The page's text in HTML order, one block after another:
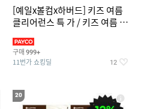
[예일x볼컴x하버드] 키즈 여름
클리어런스 특 가 / 키즈 여름 수
구매 999+
11번가 쇼킹딜 12
20